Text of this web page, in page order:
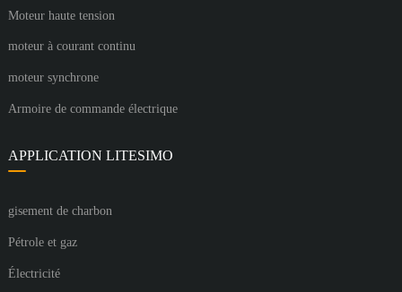
Moteur haute tension
moteur à courant continu
moteur synchrone
Armoire de commande électrique
APPLICATION LITESIMO
gisement de charbon
Pétrole et gaz
Électricité